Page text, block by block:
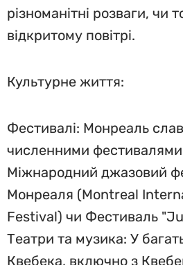
різноманітні розваги, чи
відкритому повітрі.
Культурне життя:
Фестивалі: Монреаль
численними
Міжнародний джазовий
Монреаля (Montreal
Festival) чи Фестиваль
Театри та музика: У
Квебека, включно з